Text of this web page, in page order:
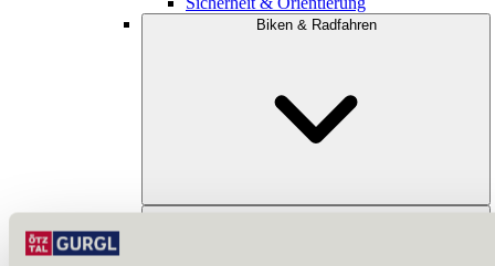
Biken & Radfahren